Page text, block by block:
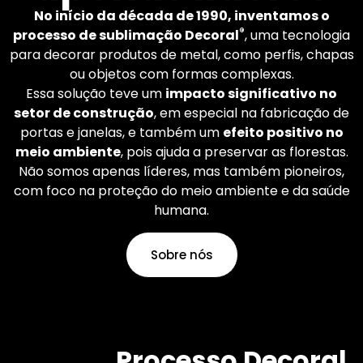
mundo. O senhor aplica
os acabamentos que
deseja.
Saiba mais
No início da década de 1990, inventamos o
processo de sublimação Decoral®, uma tecnologia
para decorar produtos de metal, como perfis, chapas
ou objetos com formas complexas.
Essa solução teve um impacto significativo no
setor de construção, em especial na fabricação de
portas e janelas, e também um efeito positivo no
meio ambiente, pois ajuda a preservar as florestas.
Não somos apenas líderes, mas também pioneiros,
com foco na proteção do meio ambiente e da saúde
humana.
Sobre nós